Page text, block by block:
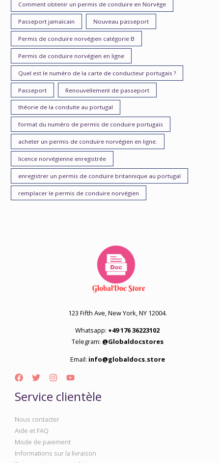
Comment obtenir un permis de conduire en Norvège
Passeport jamaïcain Nouveau passeport
Permis de conduire norvégien catégorie B
Permis de conduire norvégien en ligne
Quel est le numéro de la carte de conducteur portugais ?
Passeport Renouvellement de passeport
théorie de la conduite au portugal
format du numéro de permis de conduire portugais
acheter un permis de conduire norvégien en ligne.
licence norvégienne enregistrée
enregistrer un permis de conduire britannique au portugal
remplacer le permis de conduire norvégien
123 Fifth Ave, New York, NY 12004.
Whatsapp: +49 176 36223102
Telegram: @Globaldocstores
Email: info@globaldocs.store
Service clientèle
Nous contacter
Aide et FAQ
Mode de paiement
Informations sur la livraison